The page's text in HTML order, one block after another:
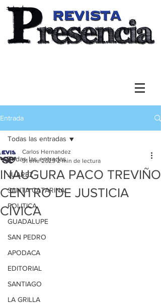
Entrada
Todas las entradas
JUAREZ
SANTA CATARINA
POLITICA
GUADALUPE
SAN PEDRO
APODACA
EDITORIAL
SANTIAGO
LA GRILLA
Todas las entradas
INAUGURA PACO TREVIÑO
CENTRO DE JUSTICIA
CÍVICA
Carlos Hernandez
31 ene 2023 2 min de lectura